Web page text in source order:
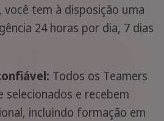
você tem à disposição uma
24 horas por dia, 7 dias
Todos os Teamers
selecionados e recebem
incluindo formação em